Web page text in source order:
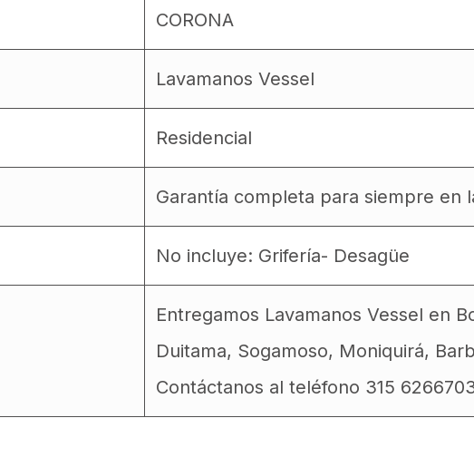
CORONA
Lavamanos Vessel
Residencial
Garantía completa para siempre en
No incluye: Grifería- Desagüe
Entregamos Lavamanos Vessel en
Duitama, Sogamoso, Moniquirá,
Contáctanos al teléfono 315